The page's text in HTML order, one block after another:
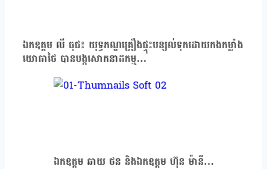
ឯកឧត្ដម លី ធុជ៖ យុទ្ធភណ្ឌគ្រឿងផ្ទុះបន្សល់ទុកដោយកងកម្លាំង
យោធាថៃ បានបង្កសោកនាដកម្ម…
ឯកឧត្ដម ឆាយ ថន និងឯកឧត្តម ហ៊ុន ម៉ានី…